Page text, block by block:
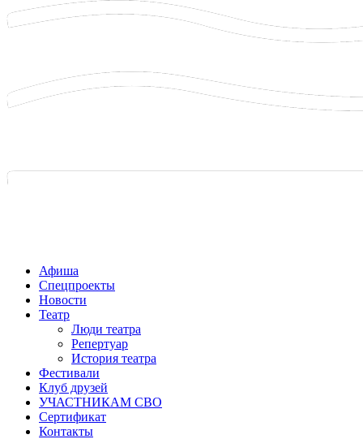
Афиша
Спецпроекты
Новости
Театр
Люди театра
Репертуар
История театра
Фестивали
Клуб друзей
УЧАСТНИКАМ СВО
Сертификат
Контакты